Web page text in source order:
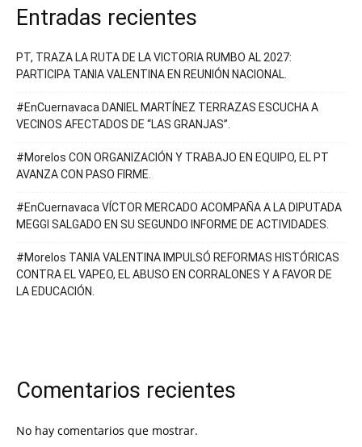
Entradas recientes
PT, TRAZA LA RUTA DE LA VICTORIA RUMBO AL 2027:
PARTICIPA TANIA VALENTINA EN REUNIÓN NACIONAL.
#EnCuernavaca DANIEL MARTÍNEZ TERRAZAS ESCUCHA A
VECINOS AFECTADOS DE “LAS GRANJAS”.
#Morelos CON ORGANIZACIÓN Y TRABAJO EN EQUIPO, EL PT
AVANZA CON PASO FIRME.
#EnCuernavaca VÍCTOR MERCADO ACOMPAÑA A LA DIPUTADA
MEGGI SALGADO EN SU SEGUNDO INFORME DE ACTIVIDADES.
#Morelos TANIA VALENTINA IMPULSÓ REFORMAS HISTÓRICAS
CONTRA EL VAPEO, EL ABUSO EN CORRALONES Y A FAVOR DE
LA EDUCACIÓN.
Comentarios recientes
No hay comentarios que mostrar.